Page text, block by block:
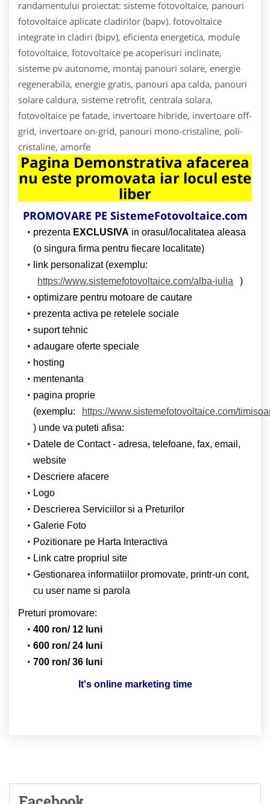
randamentului proiectat: sisteme fotovoltaice, panouri
fotovoltaice aplicate cladirilor (bapv). fotovoltaice
integrate in cladiri (bipv), eficienta energetica, module
fotovoltaice, fotovoltaice pe acoperisuri inclinate,
sisteme pv autonome, montaj panouri solare, energie
regenerabila, energie gratis, panouri apa calda, panouri
solare caldura, sisteme retrofit, centrala solara,
fotovoltaice pe fatade, invertoare hibride, invertoare off-
grid, invertoare on-grid, panouri mono-cristaline, poli-
cristaline, amorfe
Pagina Demonstrativa afacerea
nu este promovata iar locul este
liber
PROMOVARE PE SistemeFotovoltaice.com
prezenta EXCLUSIVA in orasul/localitatea aleasa
(o singura firma pentru fiecare localitate)
link personalizat (exemplu:
https://www.sistemefotovoltaice.com/alba-iulia
)
optimizare pentru motoare de cautare
prezenta activa pe retelele sociale
suport tehnic
adaugare oferte speciale
hosting
mentenanta
pagina proprie
(exemplu:
https://www.sistemefotovoltaice.com/
) unde va puteti afisa:
Datele de Contact - adresa, telefoane, fax, email,
website
Descriere afacere
Logo
Descrierea Serviciilor si a Preturilor
Galerie Foto
Pozitionare pe Harta Interactiva
Link catre propriul site
Gestionarea informatiilor promovate, printr-un cont,
cu user name si parola
Preturi promovare:
400 ron/ 12 luni
600 ron/ 24 luni
700 ron/ 36 luni
It's online marketing time